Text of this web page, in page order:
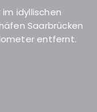
im idyllischen
Saarbrücken
entfernt.